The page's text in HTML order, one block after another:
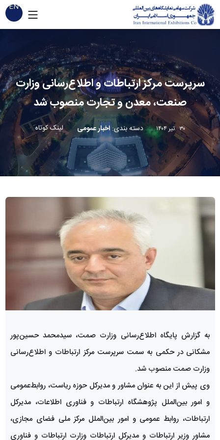
EN
سرپرست مرکز ارتباطات و اطلاع‌رسانی وزارت
صنعت، معدن و تجارت منصوب شد
۳۰ تیر ۱۴۰۴ دسته بندی:اخبار عمومی لینک کوتاه
به گزارش پایگاه اطلاع‌رسانی وزارت صمت، سید‌محمد حسین‌پور
مشکانی در حکمی به سمت سرپرست مرکز ارتباطات و اطلاع‌رسانی
وزارت صمت منصوب شد.
وی پیش از این به عنوان مشاور و مدیرکل حوزه ریاست، روابط‌عمومی
و امور بین‌الملل پژوهشگاه ارتباطات و فناوری اطلاعات، مدیرکل
ارتباطات، روابط عمومی و امور بین‌الملل مرکز ملی فضای مجازی،
مشاور وزیر ارتباطات و مدیرکل ارتباطات وزارت ارتباطات و فناوری